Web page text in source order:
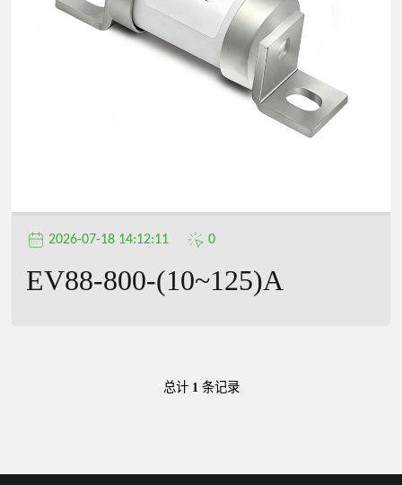
2026-07-18 14:12:11 0
EV88-800-(10~125)A
总计 1 条记录